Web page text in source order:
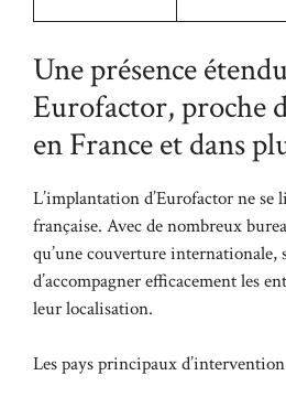
Une présence
Eurofactor, proche
en France et dans
L’implantation d’Eurofactor ne se
française. Avec de nombreux
qu’une couverture internationale,
d’accompagner efficacement les
leur localisation.
Les pays principaux